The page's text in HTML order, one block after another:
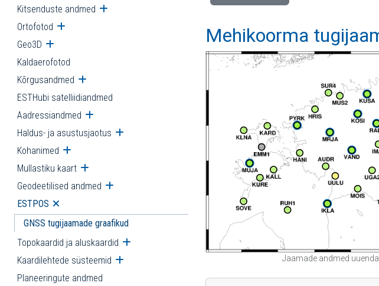
Kitsenduste andmed Ava alammenüü
Ortofotod Ava alammenüü
Geo3D Ava alammenüü
Kaldaerofotod
Kõrgusandmed Ava alammenüü
ESTHubi satelliidiandmed
Aadressiandmed Ava alammenüü
Haldus- ja asustusjaotus Ava alammenüü
Kohanimed Ava alammenüü
Mullastiku kaart Ava alammenüü
Geodeetilised andmed Ava alammenüü
ESTPOS Ava alammenüü
GNSS tugijaamade graafikud
Topokaardid ja aluskaardid Ava alammenüü
Kaardilehtede süsteemid Ava alammenüü
Planeeringute andmed
Mehikoorma
Jaamade andmed